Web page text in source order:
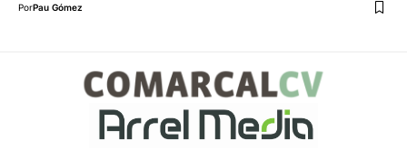
PorPau Gómez